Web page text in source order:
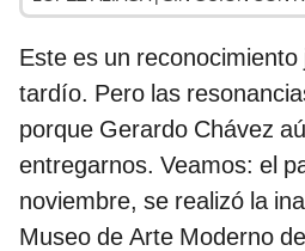
Este es un
tardío. Pero las
porque Gerardo Chávez
entregarnos. Veamos: el
noviembre, se realizó la
Museo de Arte Moderno